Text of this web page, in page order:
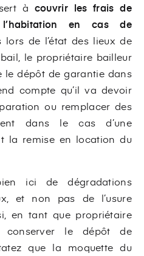
à couvrir les frais de
en cas de
lors de l’état des lieux de
le propriétaire bailleur
le dépôt de garantie dans
compte qu’il va devoir
ou remplacer des
dans le cas d’une
la remise en location du
ici de dégradations
et non pas de l’usure
en tant que propriétaire
conserver le dépôt de
que la moquette du